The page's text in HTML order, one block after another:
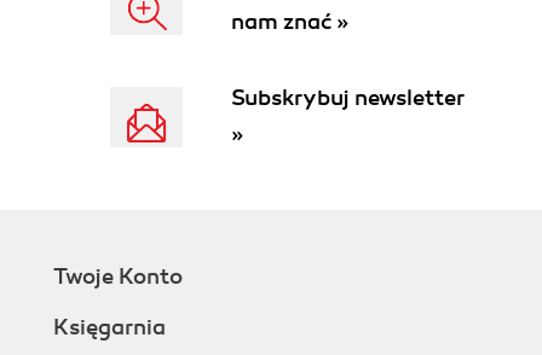
Pomiar właściwości fizycznych (280)
Inne polecenia pomocnicze (282)
Wymiana danych (285)
Widoki części (287)
Przekroje, kłady i wyrwania (294)
nam znać »
Subskrybuj newsletter
»
Twoje Konto
Księgarnia